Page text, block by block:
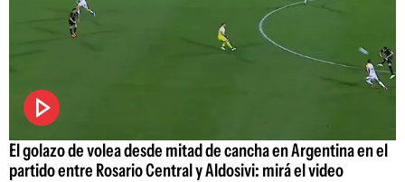
El golazo de volea desde mitad de cancha en Argentina en el
partido entre Rosario Central y Aldosivi: mirá el video